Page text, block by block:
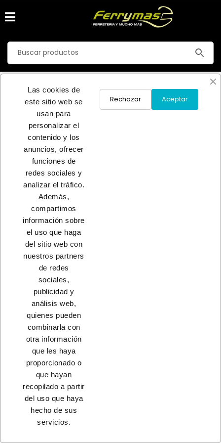
search
Inicio
DROGUERIA/LIMPIEZA
ANIMALES Y DERIVADOS
COLLARES
INICIO
No hay productos disponibles
¡Estate atento! Próximamente se añadirán más productos.
CONTACTO
PRODUCTOS
NUESTRA EMPRESA
© 2023 - Coferdroza, S. Coop. Ltda.
Las cookies de
este sitio web se
usan para
personalizar el
contenido y los
anuncios, ofrecer
funciones de
redes sociales y
analizar el tráfico.
Además,
compartimos
información sobre
el uso que haga
del sitio web con
nuestros partners
de redes
sociales,
publicidad y
análisis web,
quienes pueden
combinarla con
otra información
que les haya
proporcionado o
que hayan
recopilado a partir
del uso que haya
hecho de sus
servicios.
Aceptar
Rechazar